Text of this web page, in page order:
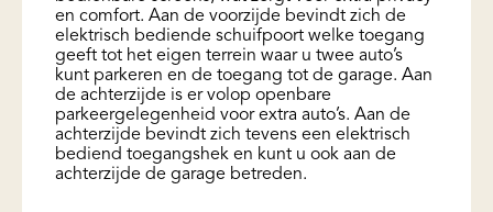
en comfort. Aan de voorzijde bevindt zich de
elektrisch bediende schuifpoort welke toegang
geeft tot het eigen terrein waar u twee auto’s
kunt parkeren en de toegang tot de garage. Aan
de achterzijde is er volop openbare
parkeergelegenheid voor extra auto’s. Aan de
achterzijde bevindt zich tevens een elektrisch
bediend toegangshek en kunt u ook aan de
achterzijde de garage betreden.